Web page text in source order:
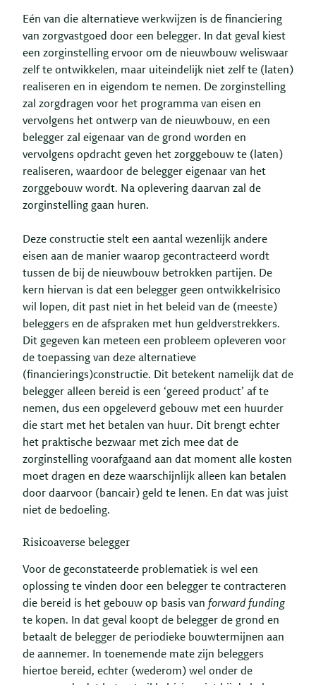
Eén van die alternatieve werkwijzen is de financiering
van zorgvastgoed door een belegger. In dat geval kiest
een zorginstelling ervoor om de nieuwbouw weliswaar
zelf te ontwikkelen, maar uiteindelijk niet zelf te (laten)
realiseren en in eigendom te nemen. De zorginstelling
zal zorgdragen voor het programma van eisen en
vervolgens het ontwerp van de nieuwbouw, en een
belegger zal eigenaar van de grond worden en
vervolgens opdracht geven het zorggebouw te (laten)
realiseren, waardoor de belegger eigenaar van het
zorggebouw wordt. Na oplevering daarvan zal de
zorginstelling gaan huren.
Deze constructie stelt een aantal wezenlijk andere
eisen aan de manier waarop gecontracteerd wordt
tussen de bij de nieuwbouw betrokken partijen. De
kern hiervan is dat een belegger geen ontwikkelrisico
wil lopen, dit past niet in het beleid van de (meeste)
beleggers en de afspraken met hun geldverstrekkers.
Dit gegeven kan meteen een probleem opleveren voor
de toepassing van deze alternatieve
(financierings)constructie. Dit betekent namelijk dat de
belegger alleen bereid is een ‘gereed product’ af te
nemen, dus een opgeleverd gebouw met een huurder
die start met het betalen van huur. Dit brengt echter
het praktische bezwaar met zich mee dat de
zorginstelling voorafgaand aan dat moment alle kosten
moet dragen en deze waarschijnlijk alleen kan betalen
door daarvoor (bancair) geld te lenen. En dat was juist
niet de bedoeling.
Risicoaverse belegger
Voor de geconstateerde problematiek is wel een
oplossing te vinden door een belegger te contracteren
die bereid is het gebouw op basis van forward funding
te kopen. In dat geval koopt de belegger de grond en
betaalt de belegger de periodieke bouwtermijnen aan
de aannemer. In toenemende mate zijn beleggers
hiertoe bereid, echter (wederom) wel onder de